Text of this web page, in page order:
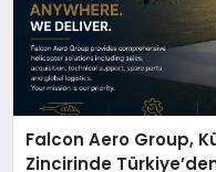
Falcon Aero Group,
Zincirinde